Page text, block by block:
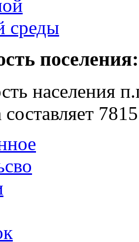
поселения:
населения